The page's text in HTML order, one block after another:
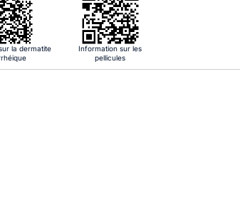
la dermatite
Information sur les
pellicules